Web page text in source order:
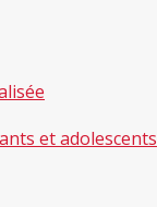
et adolescents